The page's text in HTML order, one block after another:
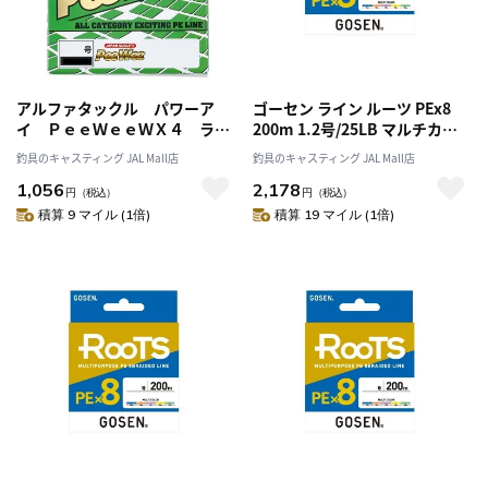
アルファタックル パワーア
イ ＰｅｅＷｅｅＷＸ４ ライ
ムグリーン ３号 ２００ｍ
釣具のキャスティング JAL Mall店
1,056 円 （税込）
積算 9 マイル (1倍)
ゴーセン ライン ルーツ PEx8
200m 1.2号/25LB マルチカラ
ー
釣具のキャスティング JAL Mall店
2,178 円 （税込）
積算 19 マイル (1倍)